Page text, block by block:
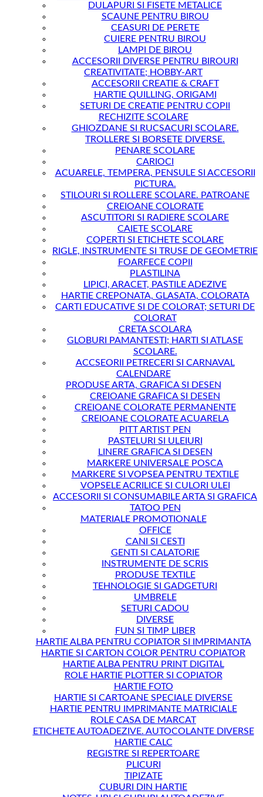
DULAPURI SI FISETE METALICE
SCAUNE PENTRU BIROU
CEASURI DE PERETE
CUIERE PENTRU BIROU
LAMPI DE BIROU
ACCESORII DIVERSE PENTRU BIROURI
CREATIVITATE; HOBBY-ART
ACCESORII CREATIE & CRAFT
HARTIE QUILLING, ORIGAMI
SETURI DE CREATIE PENTRU COPII
RECHIZITE SCOLARE
GHIOZDANE SI RUCSACURI SCOLARE.
TROLLERE SI BORSETE DIVERSE.
PENARE SCOLARE
CARIOCI
ACUARELE, TEMPERA, PENSULE SI ACCESORII
PICTURA.
STILOURI SI ROLLERE SCOLARE. PATROANE
CREIOANE COLORATE
ASCUTITORI SI RADIERE SCOLARE
CAIETE SCOLARE
COPERTI SI ETICHETE SCOLARE
RIGLE, INSTRUMENTE SI TRUSE DE GEOMETRIE
FOARFECE COPII
PLASTILINA
LIPICI, ARACET, PASTILE ADEZIVE
HARTIE CREPONATA, GLASATA, COLORATA
CARTI EDUCATIVE SI DE COLORAT; SETURI DE
COLORAT
CRETA SCOLARA
GLOBURI PAMANTESTI; HARTI SI ATLASE
SCOLARE.
ACCSEORII PETRECERI SI CARNAVAL
CALENDARE
PRODUSE ARTA, GRAFICA SI DESEN
CREIOANE GRAFICA SI DESEN
CREIOANE COLORATE PERMANENTE
CREIOANE COLORATE ACUARELA
PITT ARTIST PEN
PASTELURI SI ULEIURI
LINERE GRAFICA SI DESEN
MARKERE UNIVERSALE POSCA
MARKERE SI VOPSEA PENTRU TEXTILE
VOPSELE ACRILICE SI CULORI ULEI
ACCESORII SI CONSUMABILE ARTA SI GRAFICA
TATOO PEN
MATERIALE PROMOTIONALE
OFFICE
CANI SI CESTI
GENTI SI CALATORIE
INSTRUMENTE DE SCRIS
PRODUSE TEXTILE
TEHNOLOGIE SI GADGETURI
UMBRELE
SETURI CADOU
DIVERSE
FUN SI TIMP LIBER
HARTIE ALBA PENTRU COPIATOR SI IMPRIMANTA
HARTIE SI CARTON COLOR PENTRU COPIATOR
HARTIE ALBA PENTRU PRINT DIGITAL
ROLE HARTIE PLOTTER SI COPIATOR
HARTIE FOTO
HARTIE SI CARTOANE SPECIALE DIVERSE
HARTIE PENTRU IMPRIMANTE MATRICIALE
ROLE CASA DE MARCAT
ETICHETE AUTOADEZIVE. AUTOCOLANTE DIVERSE
HARTIE CALC
REGISTRE SI REPERTOARE
PLICURI
TIPIZATE
CUBURI DIN HARTIE